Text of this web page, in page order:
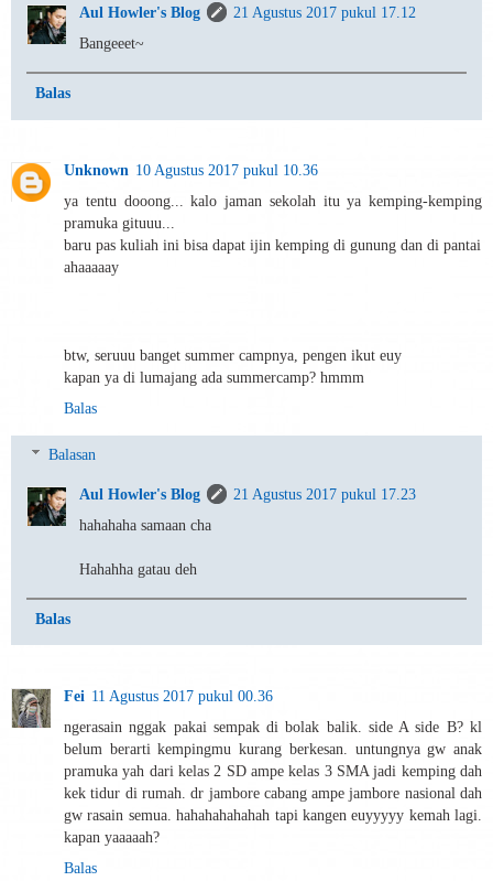
Aul Howler's Blog
21 Agustus 2017 pukul 17.12
Bangeeet~
Balas
Unknown 10 Agustus 2017 pukul 10.36
ya tentu dooong... kalo jaman sekolah itu ya kemping-kemping
pramuka gituuu...
baru pas kuliah ini bisa dapat ijin kemping di gunung dan di pantai
ahaaaaay
btw, seruuu banget summer campnya, pengen ikut euy
kapan ya di lumajang ada summercamp? hmmm
Balas
Balasan
Aul Howler's Blog
21 Agustus 2017 pukul 17.23
hahahaha samaan cha
Hahahha gatau deh
Balas
Fei 11 Agustus 2017 pukul 00.36
ngerasain nggak pakai sempak di bolak balik. side A side B? kl
belum berarti kempingmu kurang berkesan. untungnya gw anak
pramuka yah dari kelas 2 SD ampe kelas 3 SMA jadi kemping dah
kek tidur di rumah. dr jambore cabang ampe jambore nasional dah
gw rasain semua. hahahahahahah tapi kangen euyyyyy kemah lagi.
kapan yaaaaah?
Balas